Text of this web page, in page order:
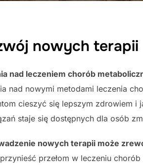
nowych terapii
nad leczeniem chorób
nad nowymi metodami leczenia
cieszyć się lepszym zdrowiem
staje się dostępnych dla osób
nowych terapii może
przełom w leczeniu